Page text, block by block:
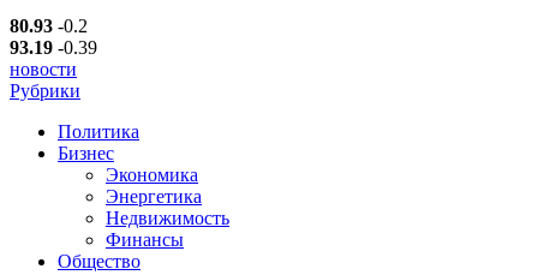
80.93 -0.2
93.19 -0.39
новости
Рубрики
Политика
Бизнес
Экономика
Энергетика
Недвижимость
Финансы
Общество